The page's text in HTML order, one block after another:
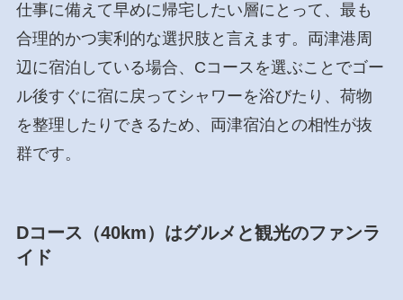
仕事に備えて早めに帰宅したい層にとって、最も
合理的かつ実利的な選択肢と言えます。両津港周
辺に宿泊している場合、Cコースを選ぶことでゴー
ル後すぐに宿に戻ってシャワーを浴びたり、荷物
を整理したりできるため、両津宿泊との相性が抜
群です。
Dコース（40km）はグルメと観光のファンラ
イド